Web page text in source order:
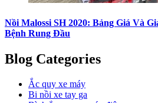
Nồi Malossi SH 2020: Bảng Giá Và
Bệnh Rung Đầu
Blog Categories
Ắc quy xe máy
Bi nồi xe tay ga